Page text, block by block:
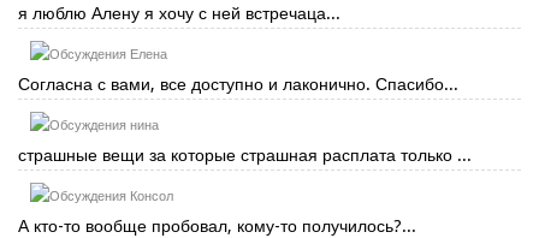
я люблю Алену я хочу с ней встречаца...
Елена
Согласна с вами, все доступно и лаконично. Спасибо...
нина
страшные вещи за которые страшная расплата только ...
Консол
А кто-то вообще пробовал, кому-то получилось?...